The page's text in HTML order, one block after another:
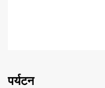
पर्यटन